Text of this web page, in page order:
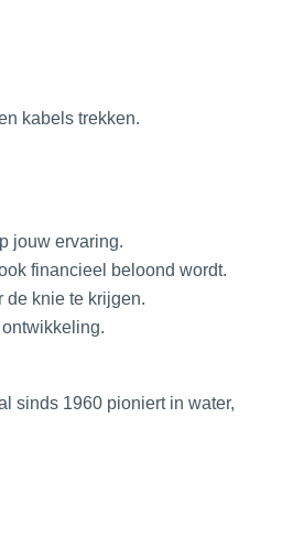
kabels trekken.
jouw ervaring.
financieel beloond wordt.
de knie te krijgen.
sinds 1960 pioniert in water,